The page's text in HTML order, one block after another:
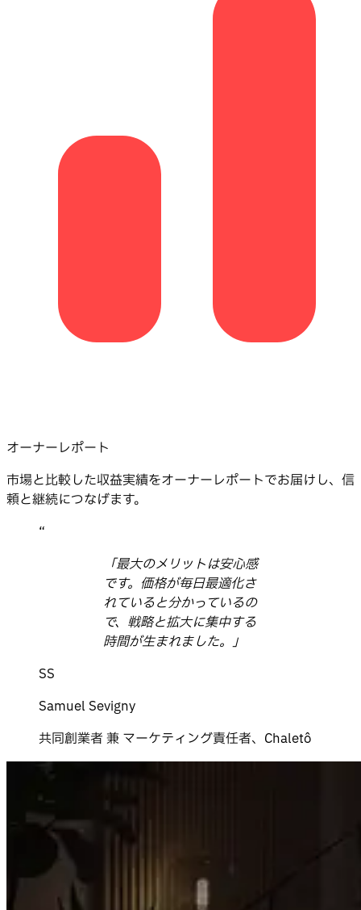
オーナーレポート
市場と比較した収益実績をオーナーレポートでお届けし、信
頼と継続につなげます。
“
「最大のメリットは安心感
です。価格が毎日最適化さ
れていると分かっているの
で、戦略と拡大に集中する
時間が生まれました。」
SS
Samuel Sevigny
共同創業者 兼 マーケティング責任者、Chaletô